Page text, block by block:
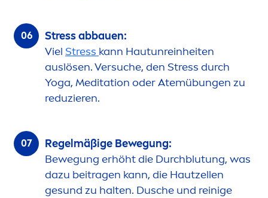
Stressabbauen:
Viel Stress kann Hautunreinheiten
auslösen. Versuche, den Stress durch
Yoga, Meditation oder Atemübungen zu
reduzieren.
Regelmäßige Bewegung:
Bewegung erhöht die Durchblutung, was
dazu beitragen kann, die Hautzellen
gesund zu halten. Dusche und reinige